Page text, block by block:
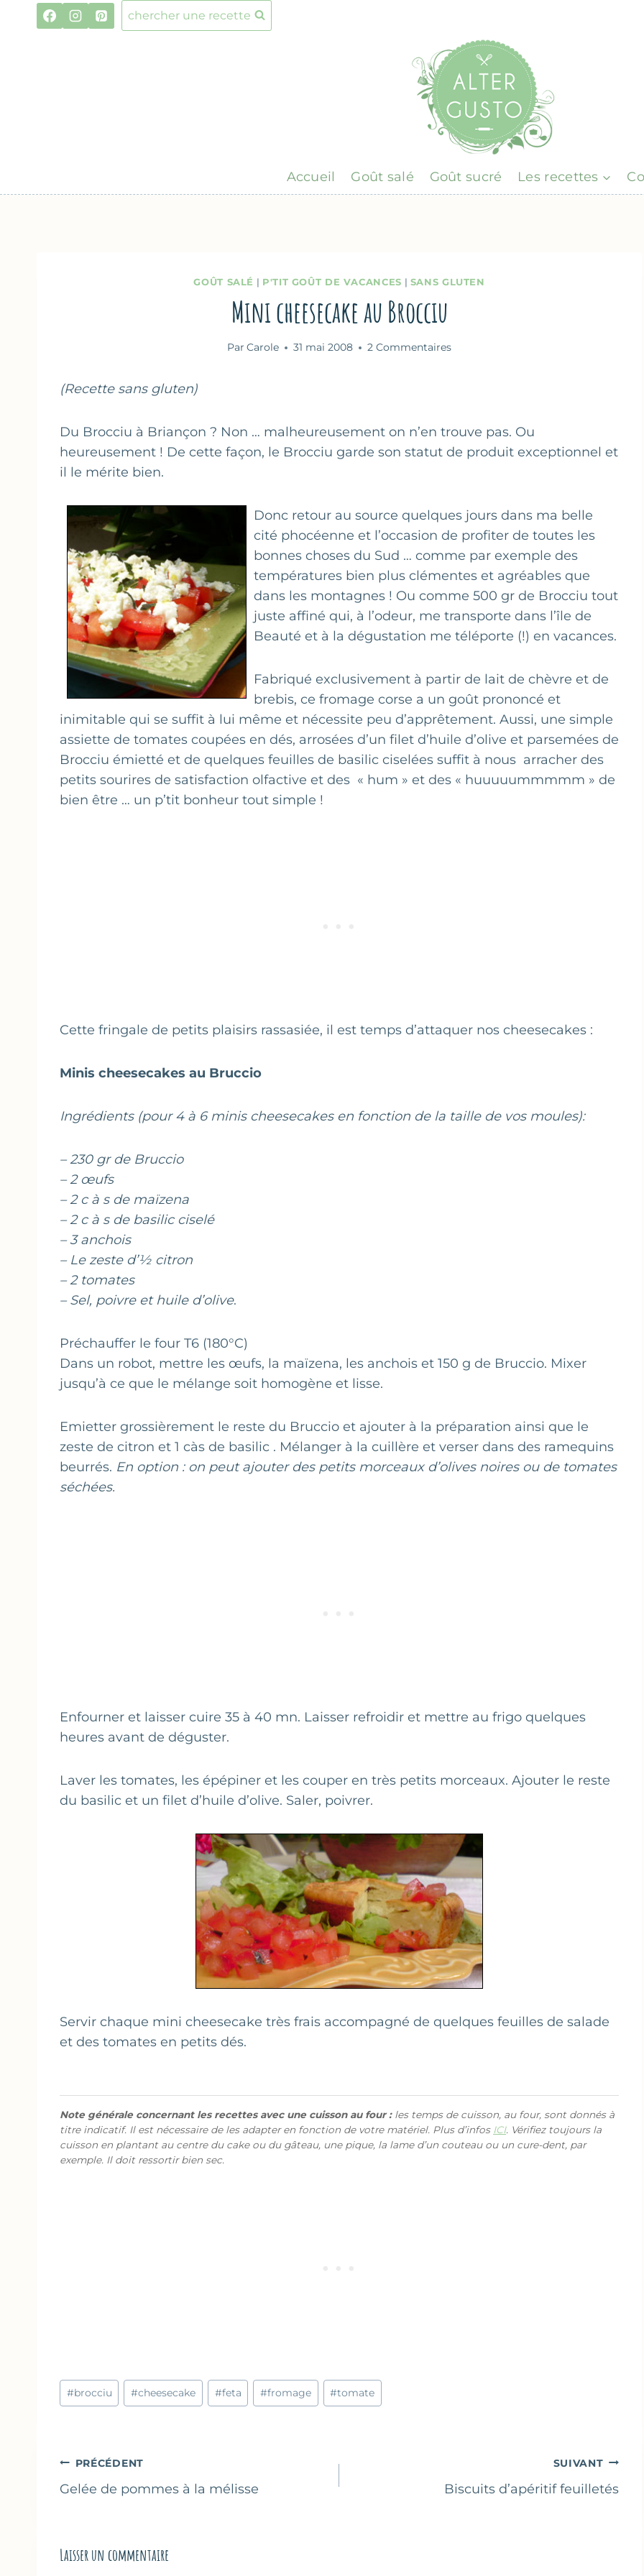
chercher une recette
Accueil Goût salé Goût sucré Les recettes
GOÛT SALÉ | P'TIT GOÛT DE VACANCES | SANS GLUTEN
Mini cheesecake au Brocciu
Par Carole 31 mai 2008 2 Commentaires
(Recette sans gluten)
Du Brocciu à Briançon ? Non … malheureusement on n’en trouve pas. Ou
heureusement ! De cette façon, le Brocciu garde son statut de produit exceptionnel et
il le mérite bien.
Donc retour au source quelques jours dans ma belle
cité phocéenne et l’occasion de profiter de toutes les
bonnes choses du Sud … comme par exemple des
températures bien plus clémentes et agréables que
dans les montagnes ! Ou comme 500 gr de Brocciu tout
juste affiné qui, à l’odeur, me transporte dans l’île de
Beauté et à la dégustation me téléporte (!) en vacances.
Fabriqué exclusivement à partir de lait de chèvre et de
brebis, ce fromage corse a un goût prononcé et
inimitable qui se suffit à lui même et nécessite peu d’apprêtement. Aussi, une simple
assiette de tomates coupées en dés, arrosées d’un filet d’huile d’olive et parsemées de
Brocciu émietté et de quelques feuilles de basilic ciselées suffit à nous arracher des
petits sourires de satisfaction olfactive et des « hum » et des « huuuuummmmm » de
bien être … un p’tit bonheur tout simple !
Cette fringale de petits plaisirs rassasiée, il est temps d’attaquer nos cheesecakes :
Minis cheesecakes au Bruccio
Ingrédients (pour 4 à 6 minis cheesecakes en fonction de la taille de vos moules):
– 230 gr de Bruccio
– 2 œufs
– 2 c à s de maïzena
– 2 c à s de basilic ciselé
– 3 anchois
– Le zeste d’½ citron
– 2 tomates
– Sel, poivre et huile d’olive.
Préchauffer le four T6 (180°C)
Dans un robot, mettre les œufs, la maïzena, les anchois et 150 g de Bruccio. Mixer
jusqu’à ce que le mélange soit homogène et lisse.
Emietter grossièrement le reste du Bruccio et ajouter à la préparation ainsi que le
zeste de citron et 1 càs de basilic . Mélanger à la cuillère et verser dans des ramequins
beurrés. En option : on peut ajouter des petits morceaux d’olives noires ou de tomates
séchées.
Enfourner et laisser cuire 35 à 40 mn. Laisser refroidir et mettre au frigo quelques
heures avant de déguster.
Laver les tomates, les épépiner et les couper en très petits morceaux. Ajouter le reste
du basilic et un filet d’huile d’olive. Saler, poivrer.
Servir chaque mini cheesecake très frais accompagné de quelques feuilles de salade
et des tomates en petits dés.
Note générale concernant les recettes avec une cuisson au four :les temps de cuisson, au four, sont donnés à
titre indicatif. Il est nécessaire de les adapter en fonction de votre matériel. Plus d’infos ICI. Vérifiez toujours la
cuisson en plantant au centre du cake ou du gâteau, une pique, la lame d’un couteau ou un cure-dent, par
exemple. Il doit ressortir bien sec.
Étiquettes
de
#brocciu #cheesecake #feta #fromage #tomate
Navigation
de
PRÉCÉDENT
Gelée de pommes à la mélisse
SUIVANT
Biscuits d’apéritif feuilletés
Laisser un commentaire